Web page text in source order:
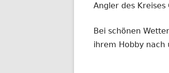
Angler des
Bei schönen
ihrem Hobby nach